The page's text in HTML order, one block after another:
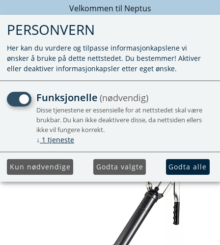
Velkommen til Neptus
FATPUMPE MANUELL MED
HEVARM OG VITON-
PAKNINGER
PERSONVERN
Her kan du vurdere og tilpasse informasjonkapslene vi
ønsker å bruke på dette nettstedet. Du bestemmer! Aktiver
eller deaktiver informasjonkapsler etter eget ønske.
Funksjonelle (nødvendig)
Disse tjenestene er essensielle for at nettstedet skal være
brukbar. Du kan ikke deaktivere disse, da nettsiden ellers
ikke vil fungere korrekt.
↓ 1 tjeneste
Kun nødvendige Godta valgte Godta alle